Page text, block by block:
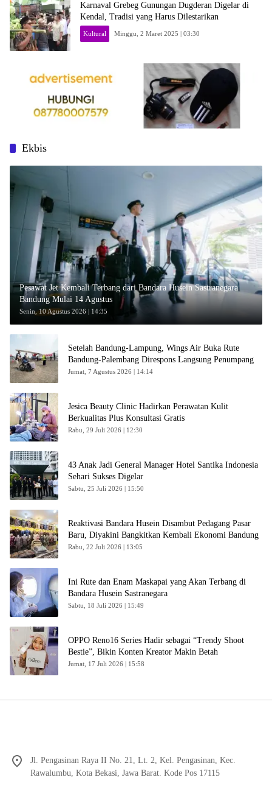
Karnaval Grebeg Gunungan Dugderan Digelar di
Kendal, Tradisi yang Harus Dilestarikan
Kultural Minggu, 2 Maret 2025 | 03:30
Ekbis
Pesawat Jet Kembali Terbang dari Bandara Husein Sastranegara
Bandung Mulai 14 Agustus
Senin, 10 Agustus 2026 | 14:35
Setelah Bandung-Lampung, Wings Air Buka Rute
Bandung-Palembang Direspons Langsung Penumpang
Jumat, 7 Agustus 2026 | 14:14
Jesica Beauty Clinic Hadirkan Perawatan Kulit
Berkualitas Plus Konsultasi Gratis
Rabu, 29 Juli 2026 | 12:30
43 Anak Jadi General Manager Hotel Santika Indonesia
Sehari Sukses Digelar
Sabtu, 25 Juli 2026 | 15:50
Reaktivasi Bandara Husein Disambut Pedagang Pasar
Baru, Diyakini Bangkitkan Kembali Ekonomi Bandung
Rabu, 22 Juli 2026 | 13:05
Ini Rute dan Enam Maskapai yang Akan Terbang di
Bandara Husein Sastranegara
Sabtu, 18 Juli 2026 | 15:49
OPPO Reno16 Series Hadir sebagai “Trendy Shoot
Bestie”, Bikin Konten Kreator Makin Betah
Jumat, 17 Juli 2026 | 15:58
Jl. Pengasinan Raya II No. 21, Lt. 2, Kel. Pengasinan, Kec.
Rawalumbu, Kota Bekasi, Jawa Barat. Kode Pos 17115